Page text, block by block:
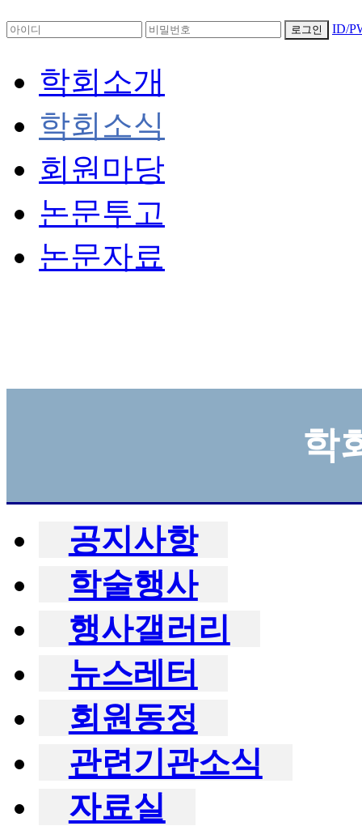
로그인 ID/
학회소개
학회소식
회원마당
논문투고
논문자료
학
공지사항
학술행사
행사갤러리
뉴스레터
회원동정
관련기관소식
자료실